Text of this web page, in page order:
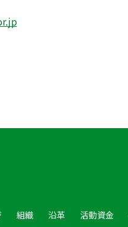
組織 沿革 活動資金